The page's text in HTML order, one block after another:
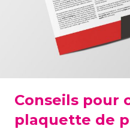
Conseils pour
plaquette de